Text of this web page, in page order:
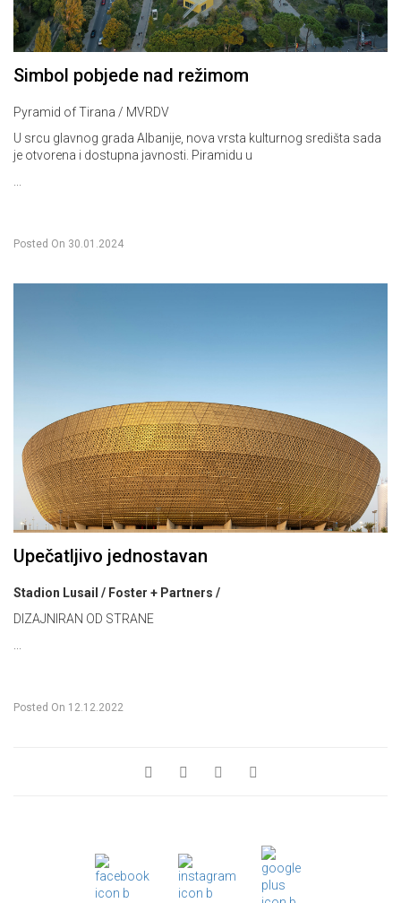
Posted On 30.01.2024
Simbol pobjede nad režimom
Pyramid of Tirana / MVRDV
U srcu glavnog grada Albanije, nova vrsta kulturnog središta sada
je otvorena i dostupna javnosti. Piramidu u
Posted On 12.12.2022
Upečatljivo jednostavan
Stadion Lusail / Foster + Partners /
DIZAJNIRAN OD STRANE
...